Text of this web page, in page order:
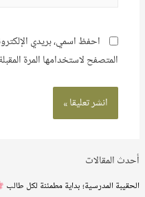
أحدث المقالات
الحقيبة المدرسية؛ بداية مطمئنة لكل طالب
احفظ اسمي، بريدي
المتصفح لاستخدامها المرة